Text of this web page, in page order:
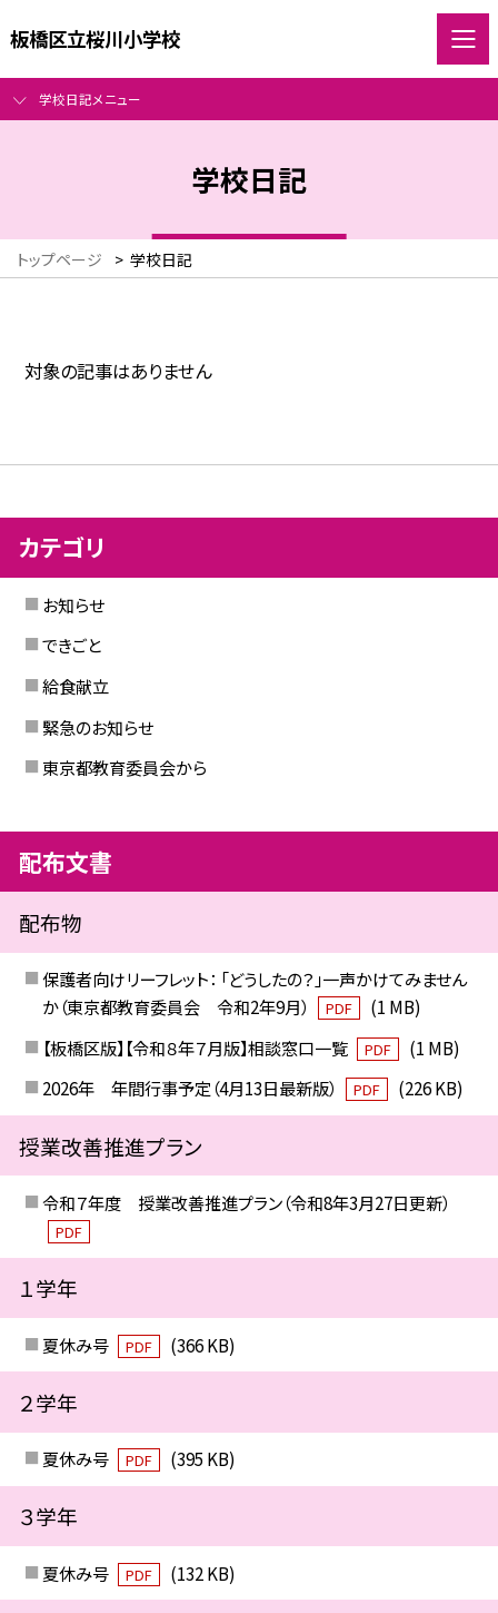
板橋区立桜川小学校
学校日記メニュー
学校日記
トップページ > 学校日記
対象の記事はありません
カテゴリ
お知らせ
できごと
給食献立
緊急のお知らせ
東京都教育委員会から
配布文書
配布物
保護者向けリーフレット： 「どうしたの？」一声かけてみません
か（東京都教育委員会 令和2年9月）
PDF
(1 MB)
【板橋区版】【令和８年７月版】相談窓口一覧
PDF
(1 MB)
2026年 年間行事予定（4月13日最新版）
PDF (226 KB)
授業改善推進プラン
令和７年度 授業改善推進プラン（令和8年3月27日更新）
PDF
１学年
夏休み号 PDF (366 KB)
２学年
夏休み号 PDF (395 KB)
３学年
夏休み号 PDF (132 KB)